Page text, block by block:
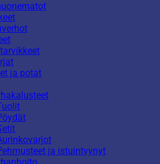
ja potat
ja istuintyynyt